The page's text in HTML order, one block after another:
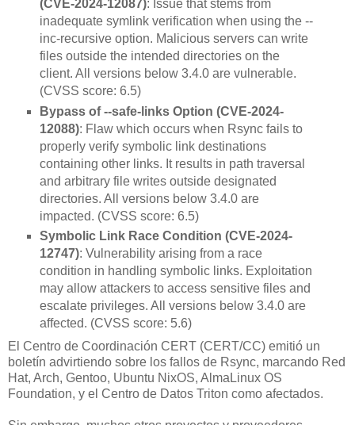
(CVE-2024-12087): Issue that stems from
inadequate symlink verification when using the --
inc-recursive option. Malicious servers can write
files outside the intended directories on the
client. All versions below 3.4.0 are vulnerable.
(CVSS score: 6.5)
Bypass of --safe-links Option (CVE-2024-
12088): Flaw which occurs when Rsync fails to
properly verify symbolic link destinations
containing other links. It results in path traversal
and arbitrary file writes outside designated
directories. All versions below 3.4.0 are
impacted. (CVSS score: 6.5)
Symbolic Link Race Condition (CVE-2024-
12747): Vulnerability arising from a race
condition in handling symbolic links. Exploitation
may allow attackers to access sensitive files and
escalate privileges. All versions below 3.4.0 are
affected. (CVSS score: 5.6)
El Centro de Coordinación CERT (CERT/CC) emitió un
boletín advirtiendo sobre los fallos de Rsync, marcando Red
Hat, Arch, Gentoo, Ubuntu NixOS, AlmaLinux OS
Foundation, y el Centro de Datos Triton como afectados.